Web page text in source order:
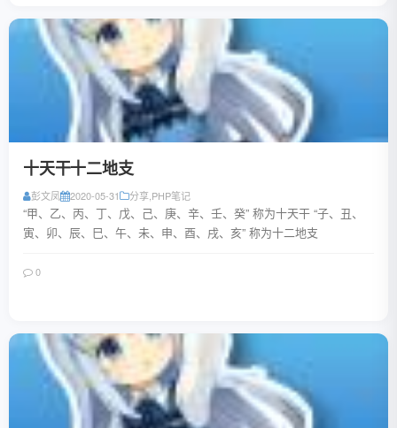
十天干十二地支
彭文凤 2020-05-31 分享 PHP笔记
“甲、乙、丙、丁、戊、己、庚、辛、壬、癸” 称为十天干 “子、丑、
寅、卯、辰、巳、午、未、申、酉、戌、亥” 称为十二地支
0